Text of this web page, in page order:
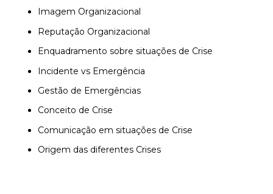
Imagem Organizacional
Reputação Organizacional
Enquadramento sobre situações de Crise
Incidente vs Emergência
Gestão de Emergências
Conceito de Crise
Comunicação em situações de Crise
Origem das diferentes Crises